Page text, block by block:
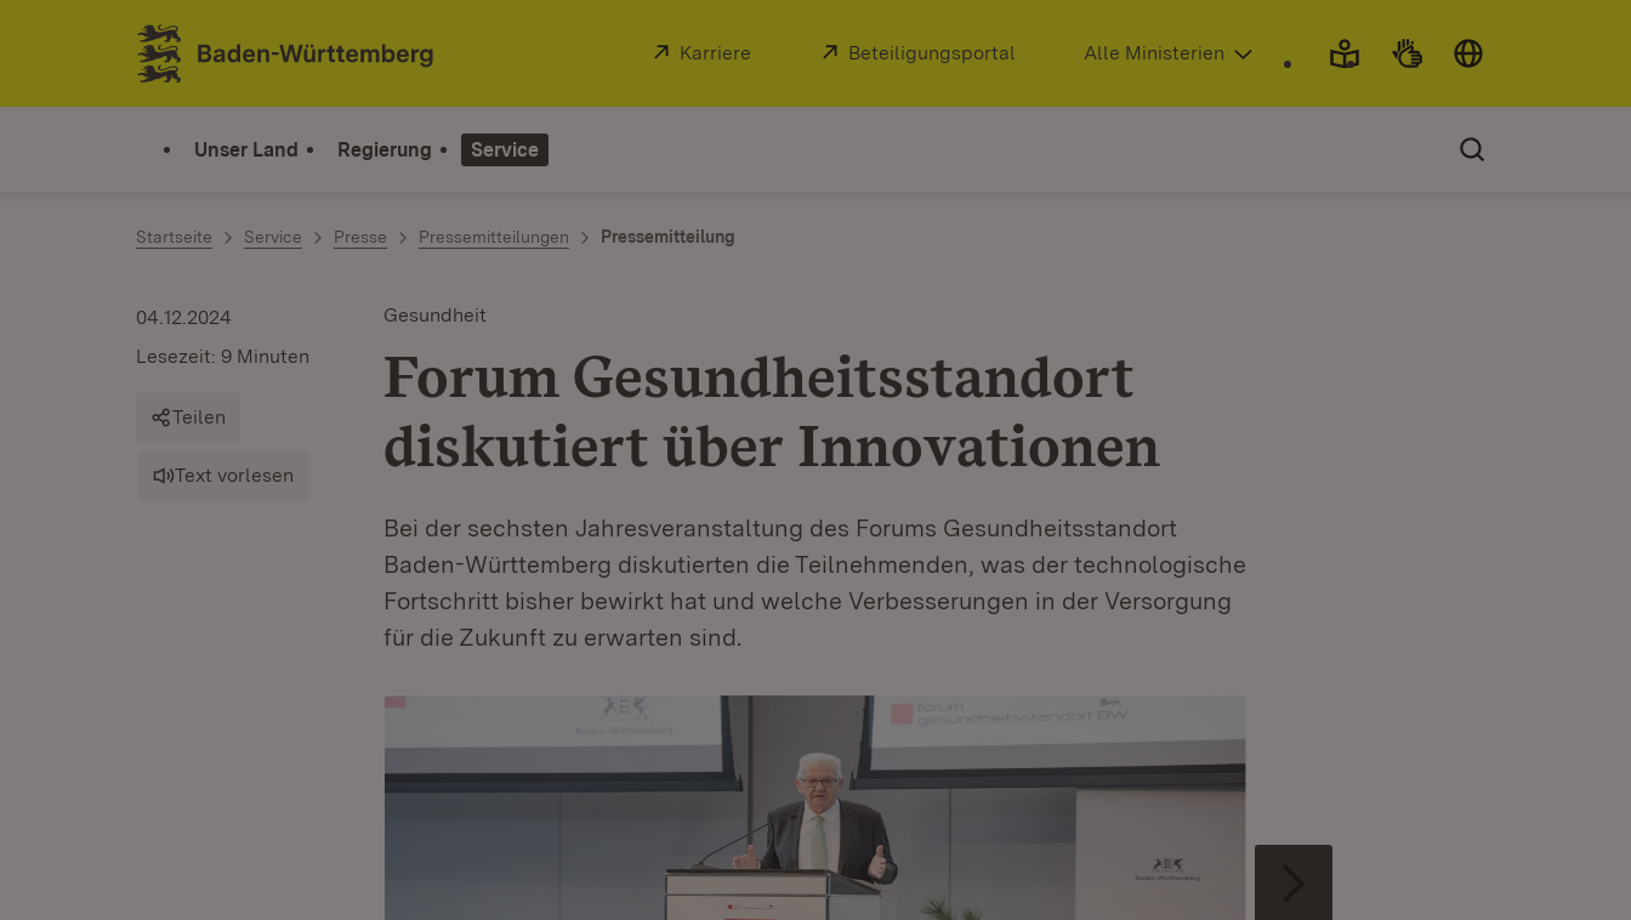
Zum Inhalt springen
Link zur Startseite
Extern:
Karriere (Öffnet in neuem Fenster)
Extern:
Beteiligungsportal (Öffnet in neuem Fenster)
Alle Ministerien
Unser Land Regierung Service
Startseite Service Presse Pressemitteilungen Pressemitteilung
Gesundheit
Forum Gesundheitsstandort
diskutiert über Innovationen
Bei der sechsten Jahresveranstaltung des Forums Gesundheitsstandort
Baden-Württemberg diskutierten die Teilnehmenden, was der technologische
Fortschritt bisher bewirkt hat und welche Verbesserungen in der Versorgung
für die Zukunft zu erwarten sind.
04.12.2024
Lesezeit: 9 Minuten
Teilen
Text vorlesen